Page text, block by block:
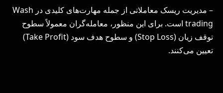
– مدیریت ریسک معاملاتی از جمله مهارت‌های کلیدی در Wash
trading است. برای این منظور، معامله‌گران معمولاً سطوح
توقف زیان (Stop Loss) و سطوح هدف سود (Take Profit)
تعیین می‌کنند.